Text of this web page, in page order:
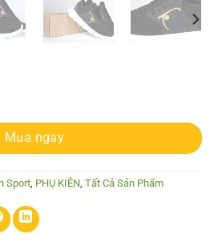
G10002-De số lượng
Mua ngay
Sport, PHỤ KIỆN, Tất Cả Sản Phẩm